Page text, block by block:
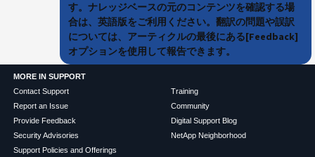
す。ナレッジベースの元のコンテンツを確認する場
合は、英語版をご利用ください。翻訳の問題や誤訳
については、アーティクルの最後にある[Feedback]
オプションを使用して報告できます。
MORE IN SUPPORT
Contact Support
Report an Issue
Provide Feedback
Security Advisories
Support Policies and Offerings
Training
Community
Digital Support Blog
NetApp Neighborhood